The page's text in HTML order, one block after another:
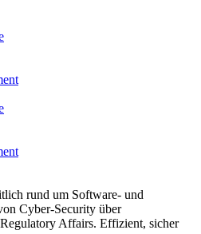
rund um Software- und
Cyber-Security über
Affairs. Effizient, sicher